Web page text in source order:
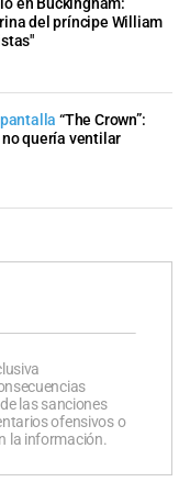
en Buckingham:
del príncipe William
“The Crown”:
quería ventilar
las sanciones
ofensivos o
la información.